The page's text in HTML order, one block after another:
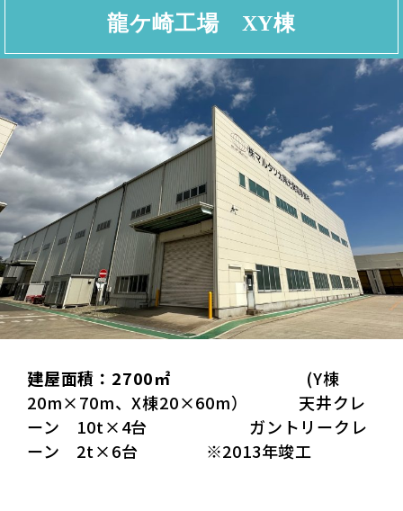
龍ケ崎工場 XY棟
建屋面積：2700㎡ (Y棟
20m×70m、X棟20×60m） 天井クレ
ーン 10t×4台 ガントリークレ
ーン 2t×6台 ※2013年竣工